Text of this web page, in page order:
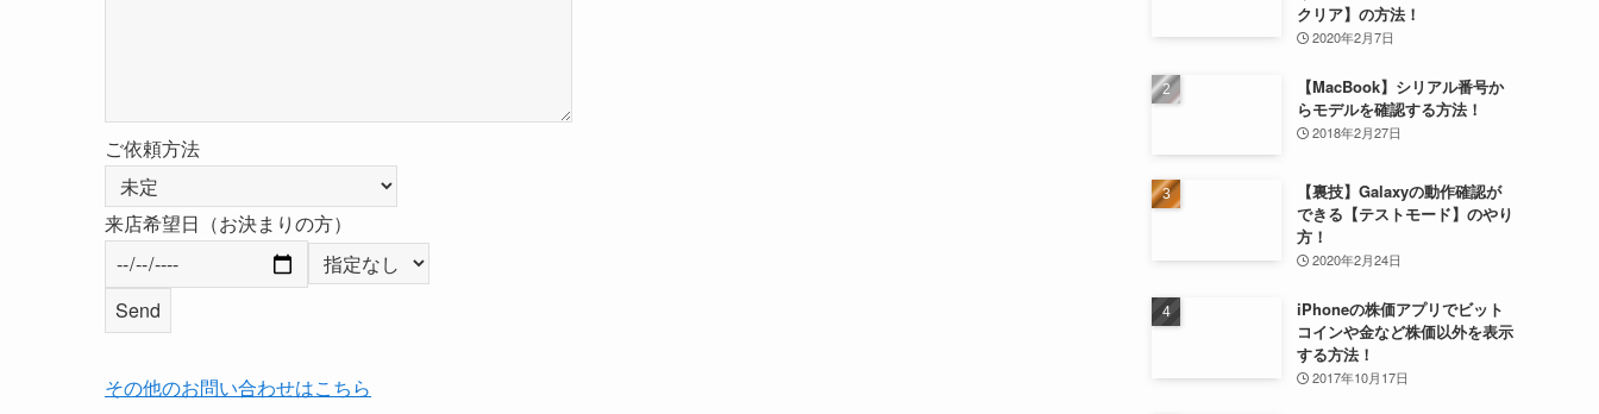
ご依頼方法
来店希望日（お決まりの方）
その他のお問い合わせはこちら
クリア】の方法！
2020年2月7日
【MacBook】シリアル番号か
らモデルを確認する方法！
2018年2月27日
【裏技】Galaxyの動作確認が
できる【テストモード】のやり
方！
2020年2月24日
iPhoneの株価アプリでビット
コインや金など株価以外を表示
する方法！
2017年10月17日